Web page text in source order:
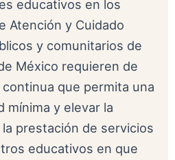
educativos en los
Atención y Cuidado
y comunitarios de
México requieren de
que permita una
mínima y elevar la
la prestación de servicios
educativos en que